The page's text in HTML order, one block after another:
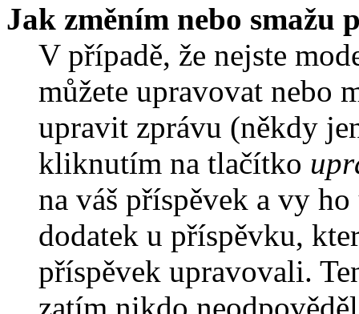
Jak změním nebo smažu
V případě, že nejste
můžete upravovat nebo
upravit zprávu (někdy
kliknutím na tlačítko
na váš příspěvek a vy
dodatek u příspěvku,
příspěvek upravovali.
zatím nikdo